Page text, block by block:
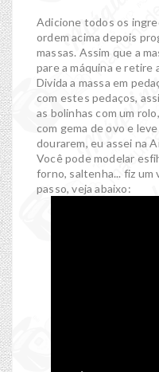
Adicione todos os
ordem acima depois
massas. Assim que a
pare a máquina e retire
Divida a massa em
com estes pedaços,
as bolinhas com um
com gema de ovo e
dourarem, eu assei na
Você pode modelar
forno, saltenha... fiz um
passo, veja abaixo: